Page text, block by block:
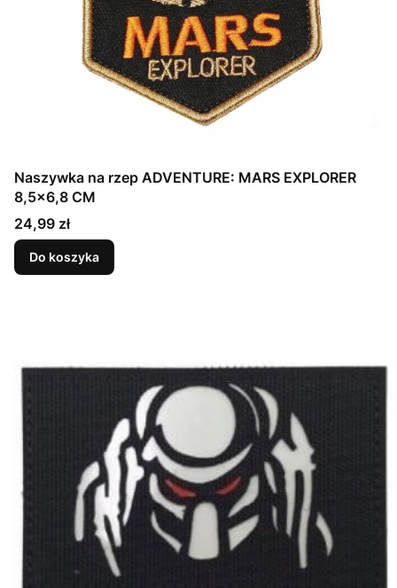
Naszywka na rzep ADVENTURE: MARS EXPLORER
8,5x6,8 CM
Cena
24,99 zł
Do koszyka